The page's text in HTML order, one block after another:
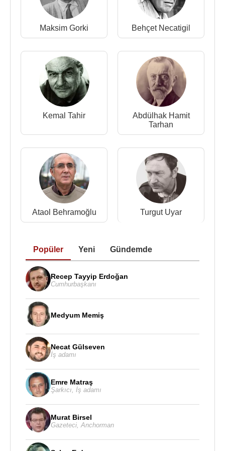
Behramoğlu ’na ulaştırmasını ister.
Ankara Gazi Lisesi’nden 1962yılında mezun olur
Birinci ve ikinci sınıfları ikişer yıl okudu. Siyasal
Bilgiler Fakültesi'nden, özel sorunları yüzünden
okulu bitiremeden ayrıldı ve
1967
yılında er olarak
askere gitmek zorunda kaldı. Askerliğini bir onbaşı
Sivas, veMuş
girmeden önce, bir eczanede kalfa olarak çalıştı.
yılındaHacettepe Üniversitesi
Fransız Dili
ve Edebiyatı Bölümüne girdi.
1977yılında mezun
Ekim 1975 – 18 Nisan 1977 tarihleri arasında
Ticaret Bakanlığı’nda memur olarak çalıştı. Yeni
Bakanlığındaki memuriyetinden istifa etti. 1977-
1979 ve 1981-1982 yılları arasında Yeni Devir’de
gazete yazarlığı yaptı. Yeni Devir’le başlayan yazı
hayatı değişik aralıklarla
gazeteleriyleGerçek Hayatdergisinde sürdü.
Fakültede yaptığı siyasal içerikli konuşmalarla
hemen dikkat çeker. Çok geçmeden fikir kulübüne
davet edilir. Önce yönetim kuruluna, ardından genel
sekreterliğe ve asbaşkanlığa getirilir. Sonradan
Dev-Genç olarak anılacak olan Devrimci Gençlik
Federasyonları’na dönüşen Fikir Kulüpleri
Federasyonu’nun kurulmasında etkin rol oynar.
Hatta Fikir Kulüpleri Federasyonu’nun marşını
yazar. Aynı siyasi görüşten arkadaşlarıyla birlikte
çıkardıkları Dönüşüm Dergisi’nin hazırlanmasında,
caddelerde satılmasında etkinlik gösterir.
Maksim Gorki Behçet Necatigil
Kemal Tahir
Abdülhak Hamit
Tarhan
Ataol Behramoğlu Turgut Uyar
Popüler Yeni Gündemde
Recep Tayyip Erdoğan
Cumhurbaşkanı
Medyum Memiş
Necat Gülseven
İş adamı
Emre Matraş
Şarkıcı İş adamı
Murat Birsel
Gazeteci Anchorman